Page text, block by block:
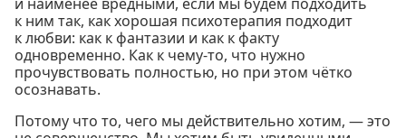
к ним так, как хорошая психотерапия подходит
к любви: как к фантазии и как к факту
одновременно. Как к чему-то, что нужно
прочувствовать полностью, но при этом чётко
осознавать.
Потому что то, чего мы действительно хотим, — это